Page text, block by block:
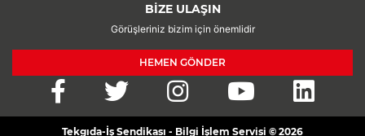
BİZE ULAŞIN
Görüşleriniz bizim için önemlidir
HEMEN GÖNDER
Tekgıda-İş Sendikası - Bilgi İşlem Servisi © 2026